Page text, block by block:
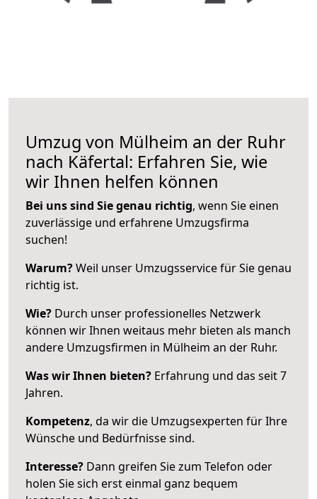
Umzug von Mülheim an der Ruhr
nach Käfertal: Erfahren Sie, wie
wir Ihnen helfen können
Bei uns sind Sie genau richtig, wenn Sie einen
zuverlässige und erfahrene Umzugsfirma
suchen!
Warum?Weil unser Umzugsservice für Sie genau
richtig ist.
Wie? Durch unser professionelles Netzwerk
können wir Ihnen weitaus mehr bieten als manch
andere Umzugsfirmen in Mülheim an der Ruhr.
Was wir Ihnen bieten? Erfahrung und das seit 7
Jahren.
Kompetenz, da wir die Umzugsexperten für Ihre
Wünsche und Bedürfnisse sind.
Interesse? Dann greifen Sie zum Telefon oder
holen Sie sich erst einmal ganz bequem